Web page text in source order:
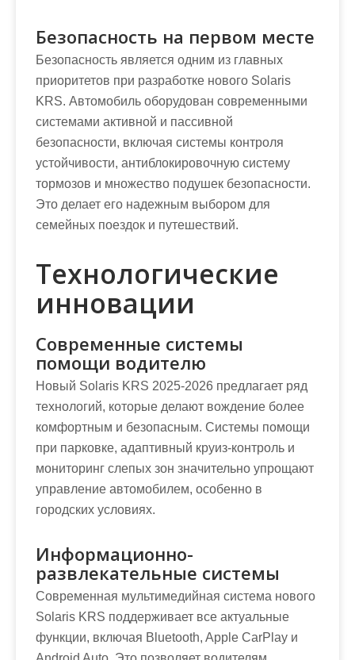
Безопасность на первом месте
Безопасность является одним из главных
приоритетов при разработке нового Solaris
KRS. Автомобиль оборудован современными
системами активной и пассивной
безопасности, включая системы контроля
устойчивости, антиблокировочную систему
тормозов и множество подушек безопасности.
Это делает его надежным выбором для
семейных поездок и путешествий.
Технологические
инновации
Современные системы
помощи водителю
Новый Solaris KRS 2025-2026 предлагает ряд
технологий, которые делают вождение более
комфортным и безопасным. Системы помощи
при парковке, адаптивный круиз-контроль и
мониторинг слепых зон значительно упрощают
управление автомобилем, особенно в
городских условиях.
Информационно-
развлекательные системы
Современная мультимедийная система нового
Solaris KRS поддерживает все актуальные
функции, включая Bluetooth, Apple CarPlay и